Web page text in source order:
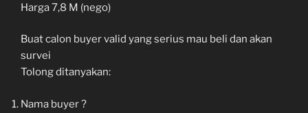
Harga 7,8 M (nego)
Buat calon buyer valid yang serius mau beli dan akan
survei
Tolong ditanyakan:
Nama buyer ?